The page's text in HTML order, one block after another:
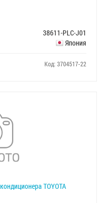
38611-PLC-J01
Япония
Код: 3704517-22
TOYOTA